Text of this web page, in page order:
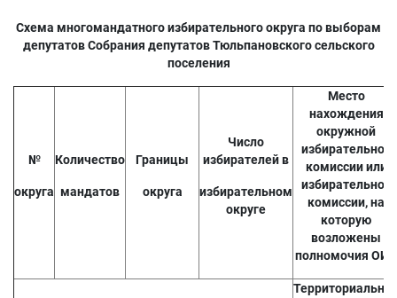
Схема многомандатного избирательного округа по выборам
депутатов Собрания депутатов Тюльпановского сельского
поселения
№
округа
Количество
мандатов
Границы
округа
Число
избирателей в
избирательном
округе
Место
нахождения
окружной
избирательной
комиссии или
избирательной
комиссии, на
которую
возложены
полномочия ОИК